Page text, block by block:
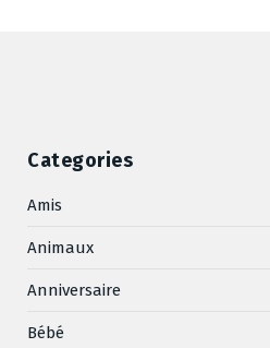
Categories
Amis
Animaux
Anniversaire
Bébé